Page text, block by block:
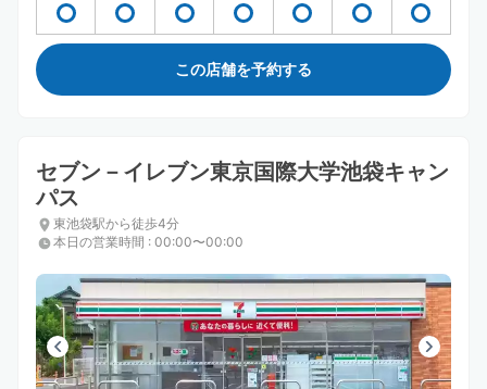
この店舗を予約する
セブン－イレブン東京国際大学池袋キャン
パス
東池袋駅から徒歩4分
本日の営業時間 : 00:00〜00:00